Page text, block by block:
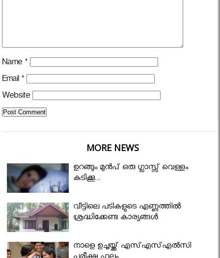
Name *
Email *
Website
MORE NEWS
ഉറങ്ങും മുന്‍പ് ഒരു ഗ്ലാസ്സ് വെള്ളം
കുടിക്കൂ...
വീട്ടിലെ പടികളുടെ എണ്ണത്തിൽ
ശ്രദ്ധിക്കേണ്ട കാര്യങ്ങൾ
നാളെ ഉച്ചയ്ക്ക് എസ്എസ്എല്‍സി